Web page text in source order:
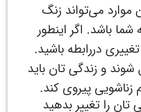
موارد می‌تواند زنگ
باشد. اگر اینطور
دررابطه باشید.
و زندگی تان باید
زناشویی پیروی کند.
تان را تغییر بدهید